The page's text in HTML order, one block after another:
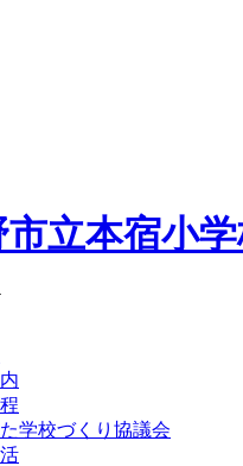
立本宿小
学校づくり協議会